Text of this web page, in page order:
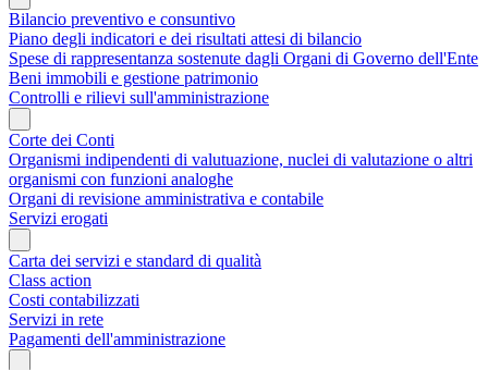
Bilancio preventivo e consuntivo
Piano degli indicatori e dei risultati attesi di bilancio
Spese di rappresentanza sostenute dagli Organi di Governo dell'Ente
Beni immobili e gestione patrimonio
Controlli e rilievi sull'amministrazione
Corte dei Conti
Organismi indipendenti di valutuazione, nuclei di valutazione o altri
organismi con funzioni analoghe
Organi di revisione amministrativa e contabile
Servizi erogati
Carta dei servizi e standard di qualità
Class action
Costi contabilizzati
Servizi in rete
Pagamenti dell'amministrazione